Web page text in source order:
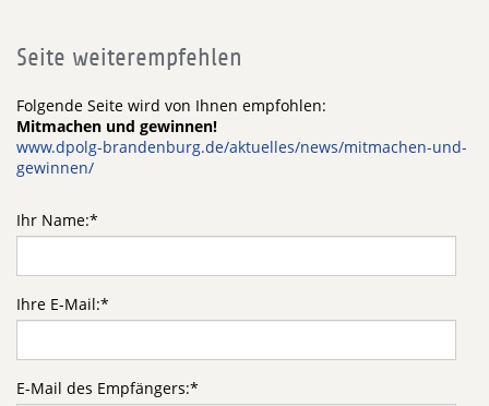
Seite weiterempfehlen
Folgende Seite wird von Ihnen empfohlen:
Mitmachen und gewinnen!
www.dpolg-brandenburg.de/aktuelles/news/mitmachen-und-
gewinnen/
Ihr Name:*
Ihre E-Mail:*
E-Mail des Empfängers:*